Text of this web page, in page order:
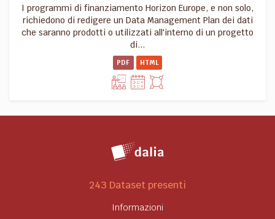
I programmi di finanziamento Horizon Europe, e non solo,
richiedono di redigere un Data Management Plan dei dati
che saranno prodotti o utilizzati all'interno di un progetto
di...
PDF HTML
243 Dataset presenti
Informazioni